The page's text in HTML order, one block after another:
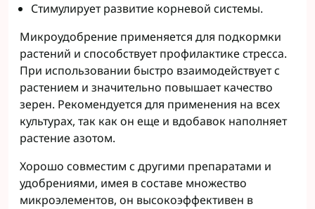
Стимулирует развитие корневой системы.
Микроудобрение применяется для подкормки
растений и способствует профилактике стресса.
При использовании быстро взаимодействует с
растением и значительно повышает качество
зерен. Рекомендуется для применения на всех
культурах, так как он еще и вдобавок наполняет
растение азотом.
Хорошо совместим с другими препаратами и
удобрениями, имея в составе множество
микроэлементов, он высокоэффективен в